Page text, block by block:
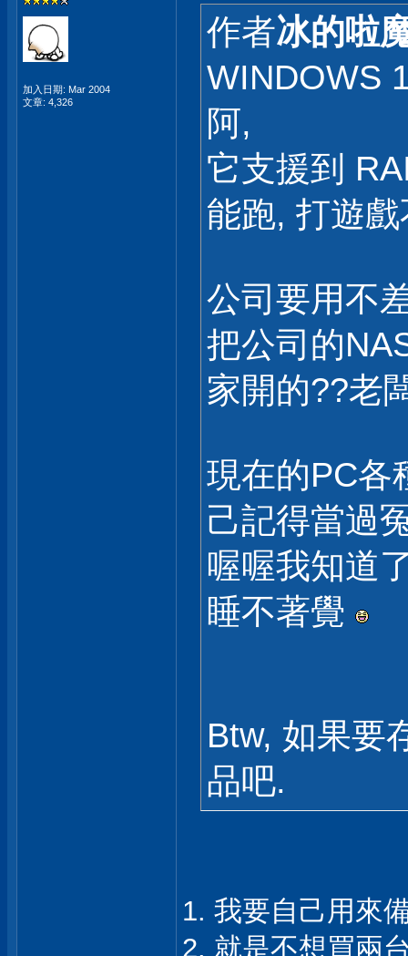
加入日期: Mar 2004
文章: 4,326
作者冰的啦
WINDOWS
阿,
它支援到
能跑, 打遊
公司要用不
把公司的
家開的??老
現在的PC各
己記得當過
喔喔我知道
睡不著覺
Btw, 如果要
品吧.
1. 我要自己用來
2. 就是不想買兩